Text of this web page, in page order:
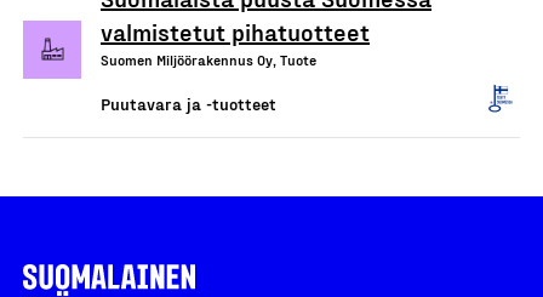
valmistetut pihatuotteet
Suomen Miljöörakennus Oy, Tuote
Puutavara ja -tuotteet